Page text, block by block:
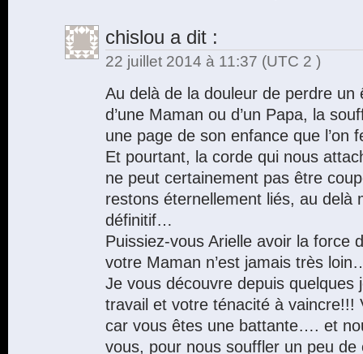
chislou a dit :
22 juillet 2014 à 11:37 (UTC 2 )
Au delà de la douleur de perdre un
d’une Maman ou d’un Papa, la
une page de son enfance que
Et pourtant, la corde qui nous
ne peut certainement pas être
restons éternellement liés, au delà
définitif…
Puissiez-vous Arielle avoir la force
votre Maman n’est jamais très
Je vous découvre depuis quelques
travail et votre ténacité à vaincre!!!
car vous êtes une battante…. et
vous, pour nous souffler un peu